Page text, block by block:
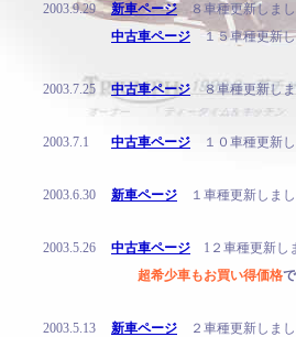
2003.9.29 新車ページ
８車種更新しま
中古車ページ １５車種更新
2003.7.25 中古車ページ ８車種更新し
2003.7.1 中古車ページ １０車種更新
2003.6.30 新車ページ １車種更新しまし
2003.5.26 中古車ページ 1２車種更新し
超希少車もお買い得価格
2003.5.13 新車ページ ２車種更新しまし